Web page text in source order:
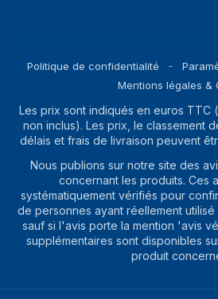
Politique de confidentialité
Mentions légales &
Les prix sont indiqués en euros TTC
non inclus). Les prix, le classement
délais et frais de livraison peuvent
Nous publions sur notre site des
concernant les produits. Ces
systématiquement vérifiés pour
de personnes ayant réellement utilisé
sauf si l'avis porte la mention 'avis
supplémentaires sont disponibles
produit